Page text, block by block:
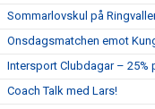
Sommarlovskul på
Onsdagsmatchen emot
Intersport Clubdagar – 25%
Coach Talk med Lars!